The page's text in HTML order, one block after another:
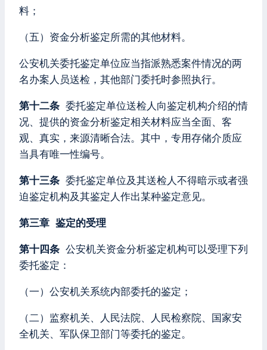
料；
（五）资金分析鉴定所需的其他材料。
公安机关委托鉴定单位应当指派熟悉案件情况的两
名办案人员送检，其他部门委托时参照执行。
第十二条 委托鉴定单位送检人向鉴定机构介绍的情
况、提供的资金分析鉴定相关材料应当全面、客
观、真实，来源清晰合法。其中，专用存储介质应
当具有唯一性编号。
第十三条 委托鉴定单位及其送检人不得暗示或者强
迫鉴定机构及其鉴定人作出某种鉴定意见。
第三章 鉴定的受理
第十四条 公安机关资金分析鉴定机构可以受理下列
委托鉴定：
（一）公安机关系统内部委托的鉴定；
（二）监察机关、人民法院、人民检察院、国家安
全机关、军队保卫部门等委托的鉴定。